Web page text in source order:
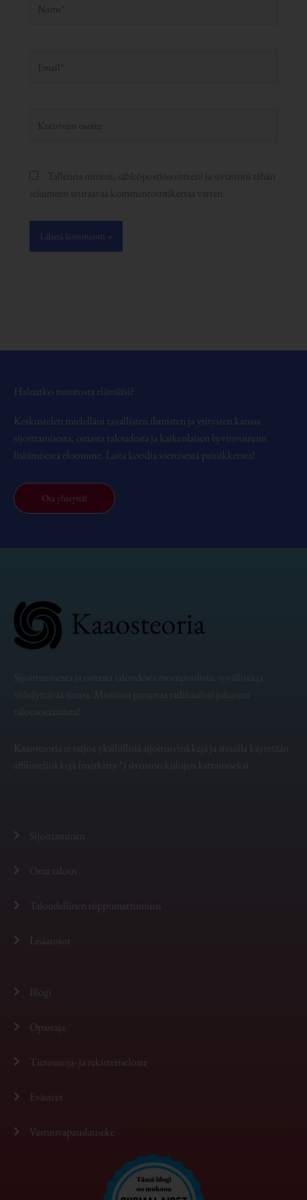
osoite
Tallenna nimeni, sähköpostiosoitteeni ja sivustoni tähän
selaimeen seuraavaa kommentointikertaa varten.
Haluatko muutosta elämääsi?
Keskustelen mielelläni tavallisten ihmisten ja yritysten kanssa
sijoittamisesta, omasta taloudesta ja kaikenlaisen hyvinvoinnin
lisäämisestä eloomme. Laita koodia viereisestä painikkeesta!
Ota yhteyttä!
Sijoittamisesta ja omasta taloudesta monipuolista, syvällistä ja
viihdyttävää tietoa. Missiona parantaa radikaalisti jokaisen
talousosaamista!
Kaaosteoria ei tarjoa yksilöllisiä sijoitusvinkkejä ja sivuilla käytetään
affiliatelinkkejä (merkitty *) sivuston kulujen kattamiseksi.
Sijoittaminen
Oma talous
Taloudellinen riippumattomuus
Lisäansiot
Blogi
Opastaja
Tietosuoja- ja rekisteriseloste
Evästeet
Vastuuvapauslauseke